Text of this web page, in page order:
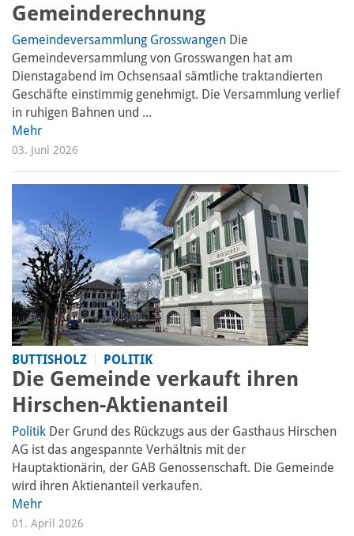
Gemeinderechnung
Gemeindeversammlung Grosswangen Die
Gemeindeversammlung von Grosswangen hat am
Dienstagabend im Ochsensaal sämtliche traktandierten
Geschäfte einstimmig genehmigt. Die Versammlung verlief
in ruhigen Bahnen und ...
Mehr
03. Juni 2026
BUTTISHOLZ POLITIK
Die Gemeinde verkauft ihren
Hirschen-Aktienanteil
Politik Der Grund des Rückzugs aus der Gasthaus Hirschen
AG ist das angespannte Verhältnis mit der
Hauptaktionärin, der GAB Genossenschaft. Die Gemeinde
wird ihren Aktienanteil verkaufen.
Mehr
01. April 2026